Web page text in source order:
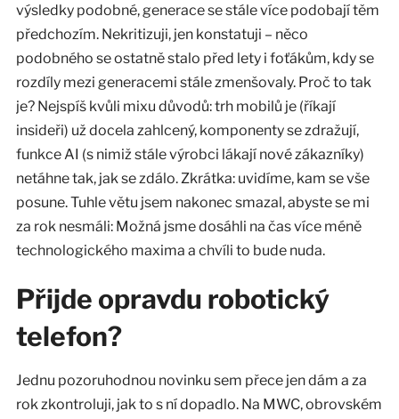
výsledky podobné, generace se stále více podobají těm
předchozím. Nekritizuji, jen konstatuji – něco
podobného se ostatně stalo před lety i foťákům, kdy se
rozdíly mezi generacemi stále zmenšovaly. Proč to tak
je? Nejspíš kvůli mixu důvodů: trh mobilů je (říkají
insideři) už docela zahlcený, komponenty se zdražují,
funkce AI (s nimiž stále výrobci lákají nové zákazníky)
netáhne tak, jak se zdálo. Zkrátka: uvidíme, kam se vše
posune. Tuhle větu jsem nakonec smazal, abyste se mi
za rok nesmáli: Možná jsme dosáhli na čas více méně
technologického maxima a chvíli to bude nuda.
Přijde opravdu robotický
telefon?
Jednu pozoruhodnou novinku sem přece jen dám a za
rok zkontroluji, jak to s ní dopadlo. Na MWC, obrovském